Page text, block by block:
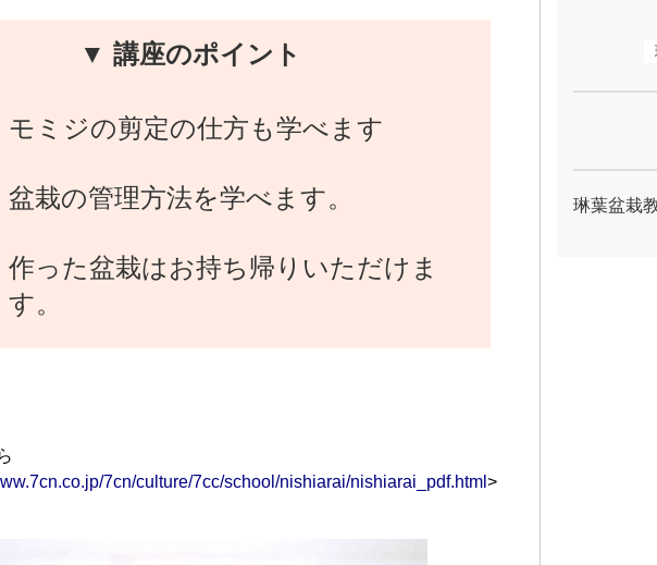
▼ 講座のポイント
モミジの剪定の仕方も学べます
盆栽の管理方法を学べます。
作った盆栽はお持ち帰りいただけま
す。
7cn/culture/7cc/school/nishiarai/nishiarai_pdf.html >
琳葉盆栽